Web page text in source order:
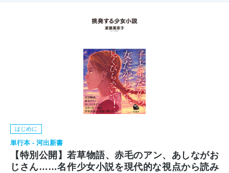
はじめに
単行本 - 河出新書
【特別公開】若草物語、赤毛のアン、あしながお
じさん……名作少女小説を現代的な視点から読み